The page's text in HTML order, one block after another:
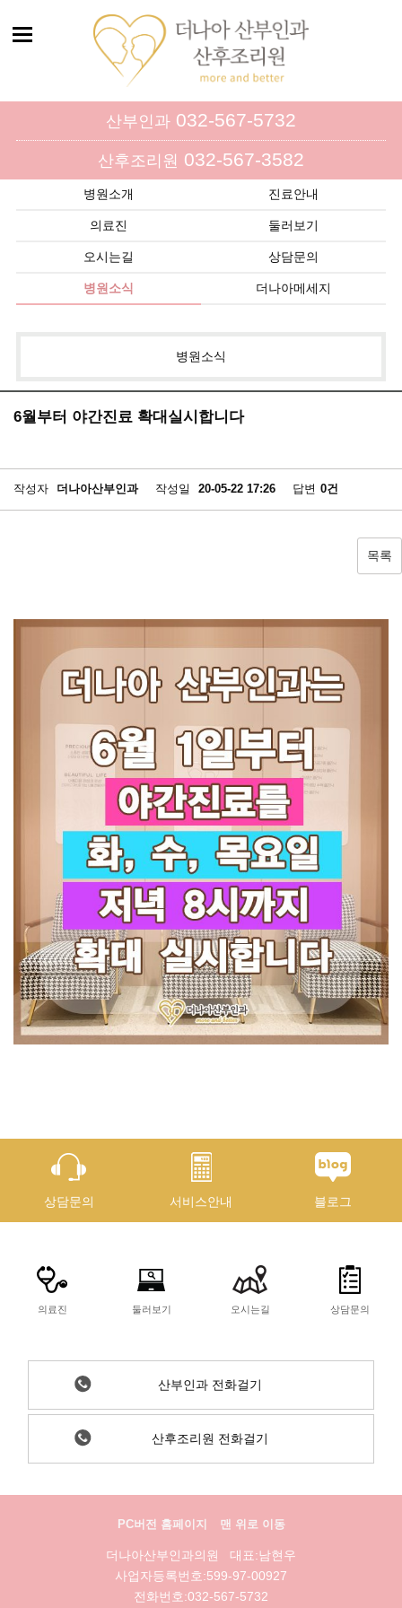
산부인과 032-567-5732
산후조리원 032-567-3582
병원소개 진료안내
의료진 둘러보기
오시는길 상담문의
병원소식 더나아메세지
병원소식
6월부터 야간진료 확대실시합니다
작성자 더나아산부인과 작성일 20-05-22 17:26 답변 0건
목록
상담문의 서비스안내 블로그
의료진 둘러보기 오시는길 상담문의
산부인과 전화걸기
산후조리원 전화걸기
PC버전 홈페이지 맨 위로 이동
더나아산부인과의원 대표:남현우
사업자등록번호:599-97-00927
전화번호:032-567-5732